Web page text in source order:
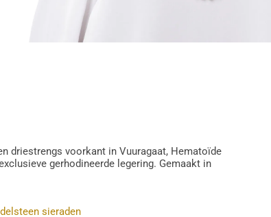
driestrengs voorkant in Vuuragaat, Hematoïde
gerhodineerde legering. Gemaakt in
sieraden